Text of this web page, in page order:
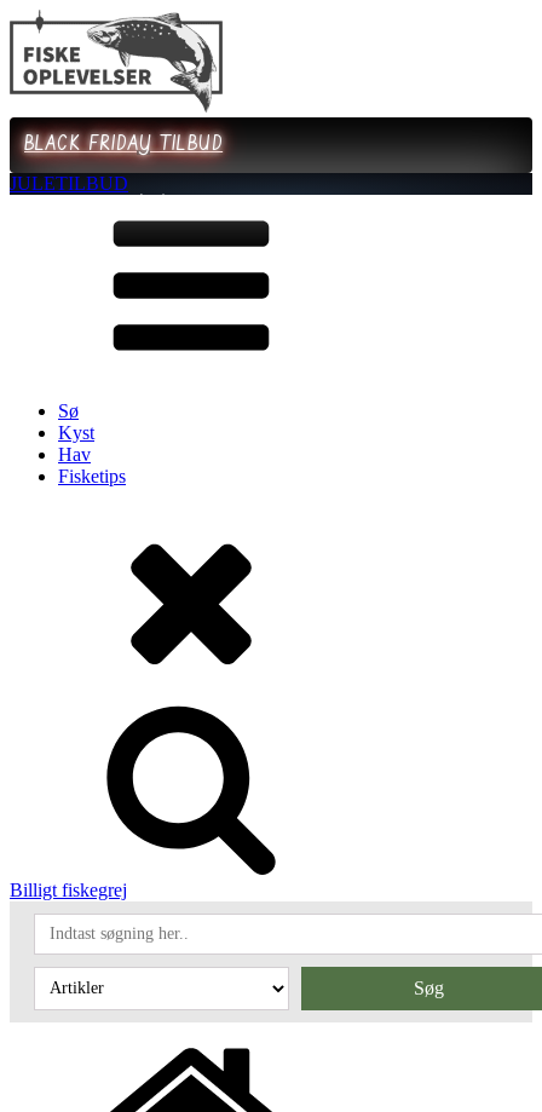
BLACK FRIDAY TILBUD
JULETILBUD
Sø
Kyst
Hav
Fisketips
Billigt fiskegrej
Søg